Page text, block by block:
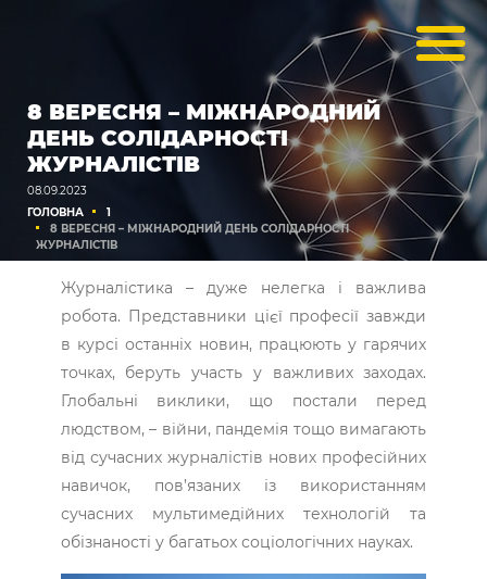
8 ВЕРЕСНЯ – МІЖНАРОДНИЙ
ДЕНЬ СОЛІДАРНОСТІ
ЖУРНАЛІСТІВ
08.09.2023
ГОЛОВНА
1
8 ВЕРЕСНЯ – МІЖНАРОДНИЙ ДЕНЬ СОЛІДАРНОСТІ
ЖУРНАЛІСТІВ
Журналістика – дуже нелегка і важлива
робота. Представники цієї професії завжди
в курсі останніх новин, працюють у гарячих
точках, беруть участь у важливих заходах.
Глобальні виклики, що постали перед
людством, – війни, пандемія тощо вимагають
від сучасних журналістів нових професійних
навичок, пов’язаних із використанням
сучасних мультимедійних технологій та
обізнаності у багатьох соціологічних науках.